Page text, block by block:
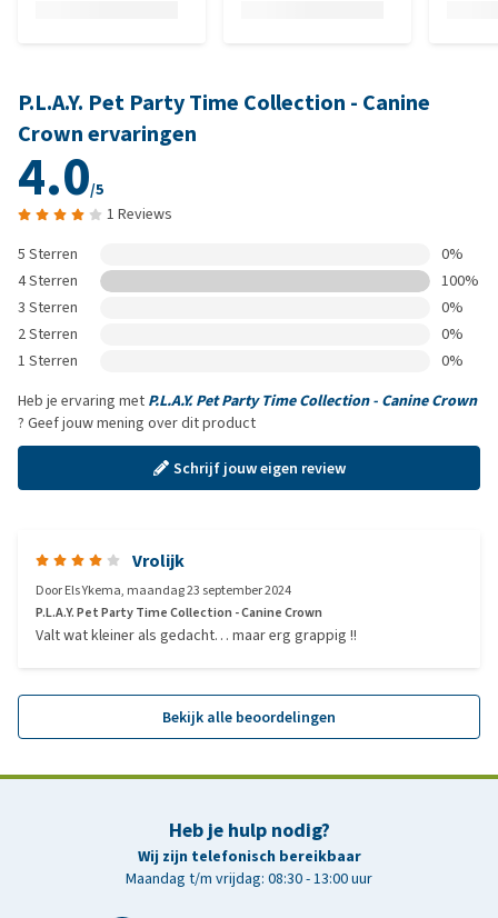
P.L.A.Y. Pet Party Time Collection - Canine
Crown ervaringen
4.0/5
1 Reviews
5 Sterren
0%
4 Sterren
100%
3 Sterren
0%
2 Sterren
0%
1 Sterren
0%
Heb je ervaring met P.L.A.Y. Pet Party Time Collection - Canine Crown
? Geef jouw mening over dit product
Schrijf jouw eigen review
Vrolijk
DoorEls Ykema, maandag 23 september 2024
P.L.A.Y. Pet Party Time Collection - Canine Crown
Valt wat kleiner als gedacht… maar erg grappig !!
Bekijk alle beoordelingen
Heb je hulp nodig?
Wij zijn telefonisch bereikbaar
Maandag t/m vrijdag: 08:30 - 13:00 uur